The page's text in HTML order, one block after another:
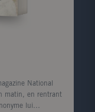
National
matin, en rentrant
lui